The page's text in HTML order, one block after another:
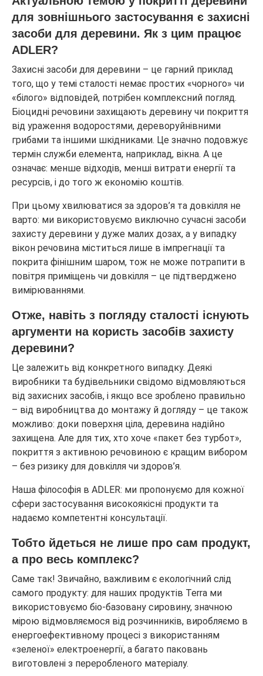
для зовнішнього застосування є захисні
засоби для деревини. Як з цим працює
ADLER?
Захисні засоби для деревини – це гарний приклад
того, що у темі сталості немає простих «чорного» чи
«білого» відповідей, потрібен комплексний погляд.
Біоцидні речовини захищають деревину чи покриття
від ураження водоростями, дереворуйнівними
грибами та іншими шкідниками. Це значно подовжує
термін служби елемента, наприклад, вікна. А це
означає: менше відходів, менші витрати енергії та
ресурсів, і до того ж економію коштів.
При цьому хвилюватися за здоров’я та довкілля не
варто: ми використовуємо виключно сучасні засоби
захисту деревини у дуже малих дозах, а у випадку
вікон речовина міститься лише в імпрегнації та
покрита фінішним шаром, тож не може потрапити в
повітря приміщень чи довкілля – це підтверджено
вимірюваннями.
Отже, навіть з погляду сталості існують
аргументи на користь засобів захисту
деревини?
Це залежить від конкретного випадку. Деякі
виробники та будівельники свідомо відмовляються
від захисних засобів, і якщо все зроблено правильно
– від виробництва до монтажу й догляду – це також
можливо: доки поверхня ціла, деревина надійно
захищена. Але для тих, хто хоче «пакет без турбот»,
покриття з активною речовиною є кращим вибором
– без ризику для довкілля чи здоров’я.
Наша філософія в ADLER: ми пропонуємо для кожної
сфери застосування високоякісні продукти та
надаємо компетентні консультації.
Тобто йдеться не лише про сам продукт,
а про весь комплекс?
Саме так! Звичайно, важливим є екологічний слід
самого продукту: для наших продуктів Terra ми
використовуємо біо-базовану сировину, значною
мірою відмовляємося від розчинників, виробляємо в
енергоефективному процесі з використанням
«зеленої» електроенергії, а багато паковань
виготовлені з переробленого матеріалу.